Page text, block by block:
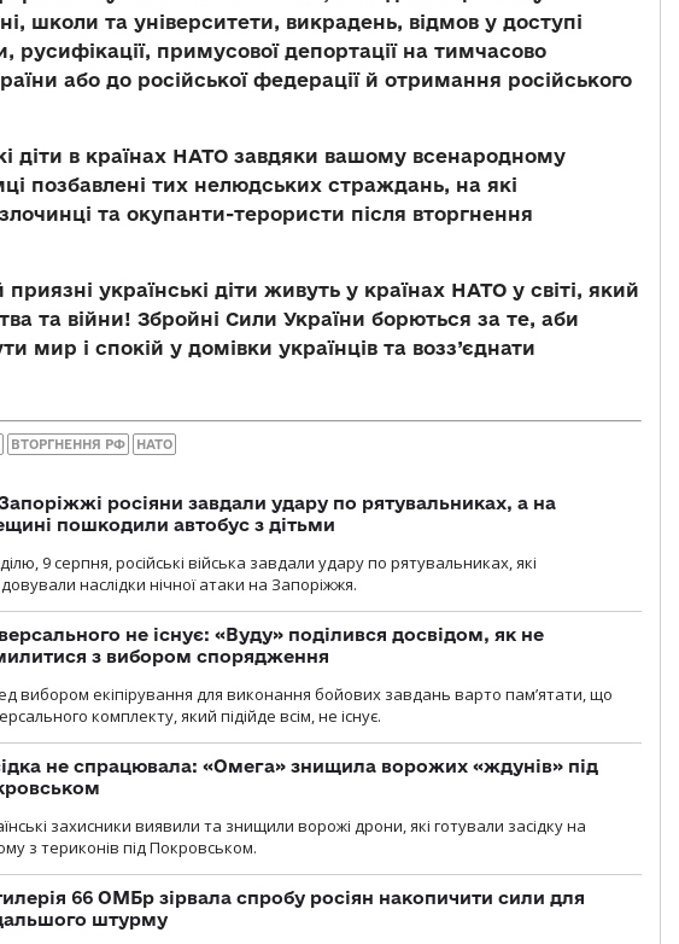
школи та університети, викрадень, відмов у доступі
русифікації, примусової депортації на тимчасово
або до російської федерації й отримання російського
діти в країнах НАТО завдяки вашому всенародному
позбавлені тих нелюдських страждань, на які
та окупанти-терористи після вторгнення
українські діти живуть у країнах НАТО у світі, який
та війни! Збройні Сили України борються за те, аби
мир і спокій у домівки українців та возз’єднати
ВТОРГНЕННЯ РФ НАТО
росіяни завдали удару по рятувальниках, а на
пошкодили автобус з дітьми
9 серпня, російські війська завдали удару по рятувальниках, які
наслідки нічної атаки на Запоріжжя.
не існує: «Вуду» поділився досвідом, як не
з вибором спорядження
вибором екіпірування для виконання бойових завдань варто пам’ятати, що
комплекту, який підійде всім, не існує.
не спрацювала: «Омега» знищила ворожих «ждунів» під
захисники виявили та знищили ворожі дрони, які готували засідку на
з териконів під Покровськом.
66 ОМБр зірвала спробу росіян накопичити сили для
штурму